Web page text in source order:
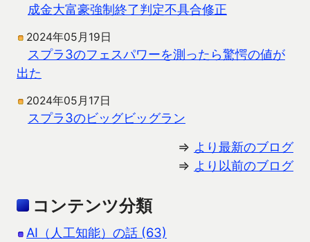
成金大富豪強制終了判定不具合修正
2024年05月19日
スプラ3のフェスパワーを測ったら驚愕の値が
出た
2024年05月17日
スプラ3のビッグビッグラン
⇒ より最新のブログ
⇒ より以前のブログ
コンテンツ分類
AI（人工知能）の話 (63)